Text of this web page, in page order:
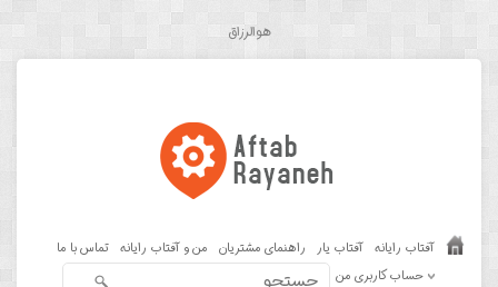
هوالرزاق
آفتاب رایانه آفتاب یار راهنمای مشتریان من و آفتاب رایانه تماس با ما
حساب کاربری من